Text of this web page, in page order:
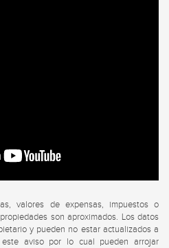
valores de expensas, impuestos o
son aproximados. Los datos
y pueden no estar actualizados a
aviso por lo cual pueden arrojar